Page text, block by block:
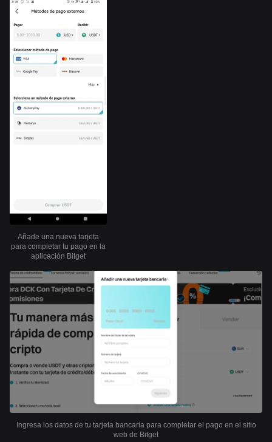
Añade una nueva tarjeta
para completar tu pago en la
aplicación Bitget
Ingresa los datos de tu tarjeta bancaria para completar el pago en el sitio
web de Bitget